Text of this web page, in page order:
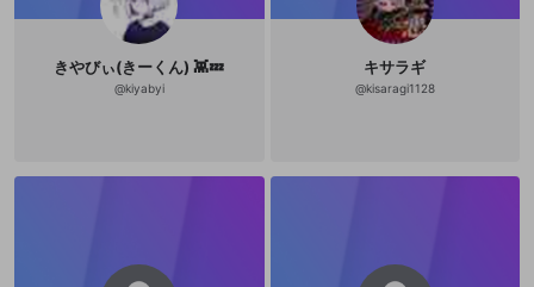
きやびぃ(きーくん) 👾💤
@kiyabyi
キサラギ
@kisaragi1128